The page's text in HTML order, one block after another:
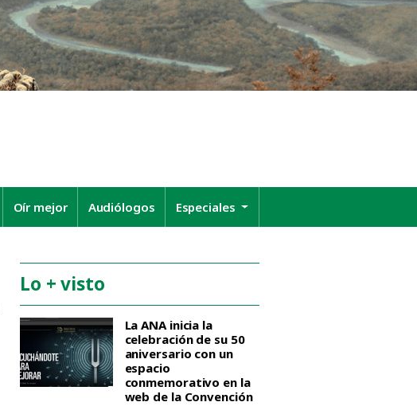
Oír mejor Audiólogos Especiales
Lo + visto
La ANA inicia la
celebración de su 50
aniversario con un
espacio
conmemorativo en la
web de la Convención